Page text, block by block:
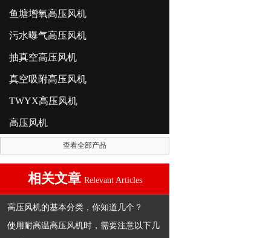
鱼塘增氧高压风机
污水曝气高压风机
抽真空高压风机
真空吸附高压风机
TWYX高压风机
高压风机
查看全部产品
相关文章 Relevant Articles
高压风机的基本分类，你知道几个？
使用耐高温高压风机时，需要注意以下几